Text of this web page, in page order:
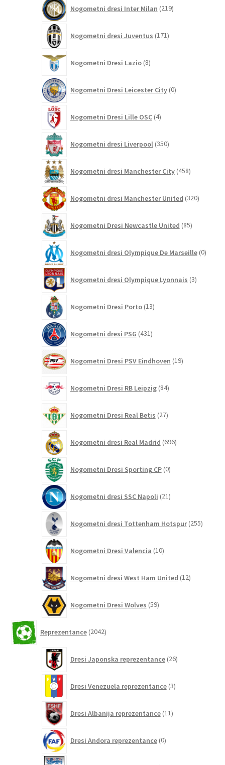
Nogometni dresi Inter Milan 219izdelkov
Nogometni dresi Juventus 171izdelkov
Nogometni Dresi Lazio 8izdelkov
Nogometni Dresi Leicester City 0izdelkov
Nogometni Dresi Lille OSC 4izdelki
Nogometni dresi Liverpool 350izdelkov
Nogometni dresi Manchester City 458izdelkov
Nogometni dresi Manchester United 320izdelkov
Nogometni Dresi Newcastle United 85izdelkov
Nogometni dresi Olympique De Marseille 0
Nogometni dresi Olympique Lyonnais 3izdelki
Nogometni Dresi Porto 13izdelkov
Nogometni dresi PSG 431izdelkov
Nogometni Dresi PSV Eindhoven 19izdelkov
Nogometni Dresi RB Leipzig 84izdelkov
Nogometni Dresi Real Betis 27izdelkov
Nogometni dresi Real Madrid 696izdelkov
Nogometni Dresi Sporting CP 0izdelkov
Nogometni dresi SSC Napoli 21izdelkov
Nogometni dresi Tottenham Hotspur 255
Nogometni Dresi Valencia 10izdelkov
Nogometni dresi West Ham United 12izdelkov
Nogometni Dresi Wolves 59izdelkov
Reprezentance 2042izdelkov
Dresi Japonska reprezentance 26izdelkov
Dresi Venezuela reprezentance 3izdelki
Dresi Albanija reprezentance 11izdelkov
Dresi Andora reprezentance 0izdelkov